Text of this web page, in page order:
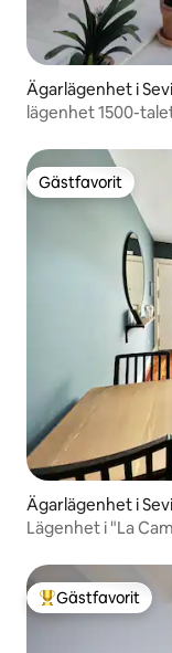
Ägarlägenhet i
lägenhet 1500-
Gästfavorit
Gästfavorit
Ägarlägenhet i
Lägenhet i "La
Populär gästfavorit
Gästfavorit